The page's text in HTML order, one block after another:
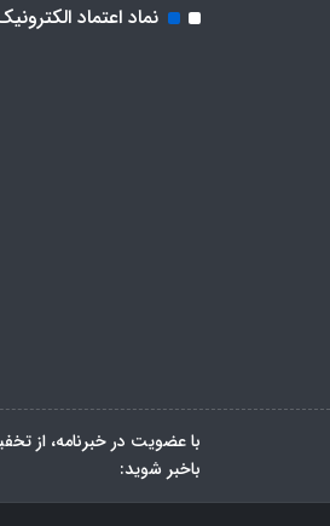
نماد اعتماد
با عضویت در خبرنامه، از
باخبر شوید: